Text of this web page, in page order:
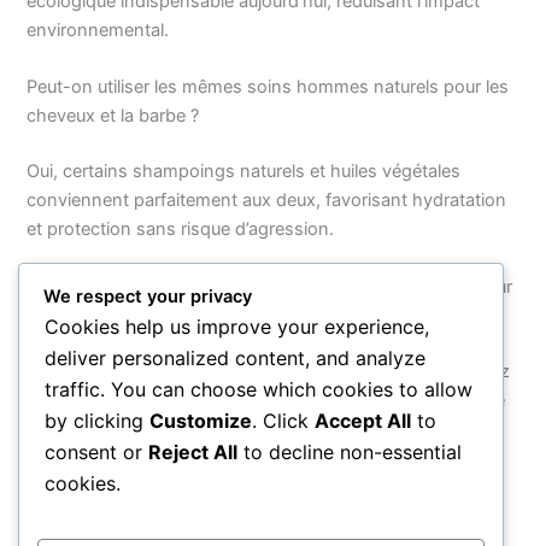
environnemental.
Peut-on utiliser les mêmes soins hommes naturels pour les
cheveux et la barbe ?
Oui, certains shampoings naturels et huiles végétales
conviennent parfaitement aux deux, favorisant hydratation
et protection sans risque d’agression.
Quels conseils pour débuter une routine soins naturels pour
les hommes ?
Commencez par déterminer votre type de peau, choisissez
des produits bio adaptés, intégrez un nettoyage doux, une
hydratation ciblée et soyez patient pour voir des résultats
durables.
PRÉCÉDENT
We respect your privacy
Cookies help us improve your experience,
deliver personalized content, and analyze
traffic. You can choose which cookies to allow
by clicking Customize. Click Accept All to
consent or Reject All to decline non-essential
cookies.